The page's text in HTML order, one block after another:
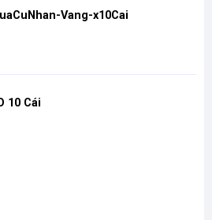
Vang-x10Cai
10 Cái